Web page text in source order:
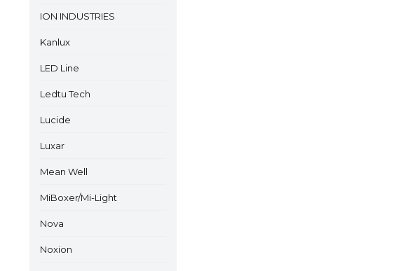
ION INDUSTRIES
Kanlux
LED Line
Ledtu Tech
Lucide
Luxar
Mean Well
MiBoxer/Mi-Light
Nova
Noxion